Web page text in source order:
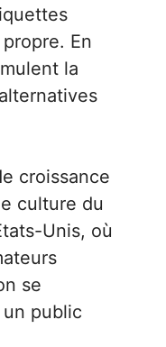
En
la
croissance
culture du
Unis, où
se
public